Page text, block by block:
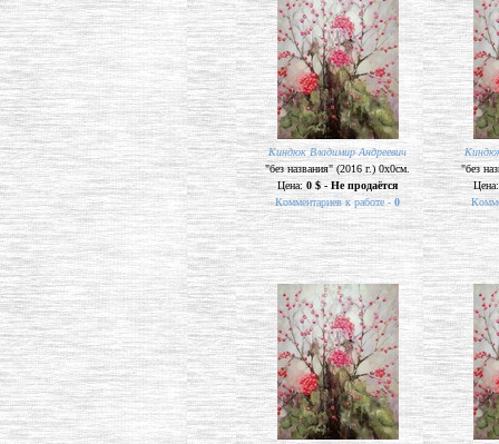
Киндюк Владимир Андреевич
"без названия" (2016 г.) 0х0см.
Цена:0 $ - Не продаётся
Комментариев к работе - 0
"без